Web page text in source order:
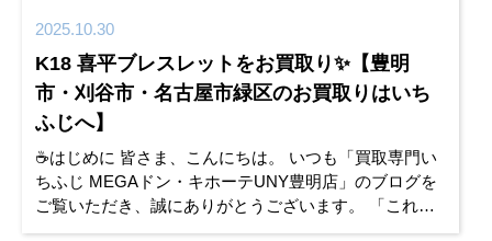
2025.10.30
K18 喜平ブレスレットをお買取り✨【豊明
市・刈谷市・名古屋市緑区のお買取りはいち
ふじへ】
☕はじめに 皆さま、こんにちは。 いつも「買取専門い
ちふじ MEGAドン・キホーテUNY豊明店」のブログを
ご覧いただき、誠にありがとうございます。 「これ、
売れるかな？」と思ったお品がございましたら、お片